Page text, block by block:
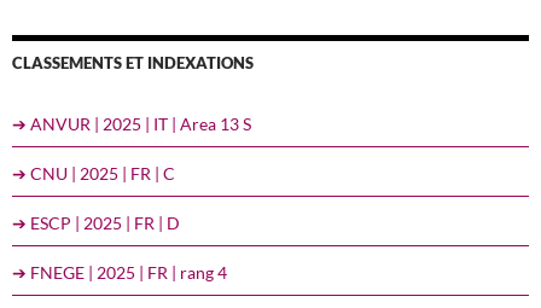
CLASSEMENTS ET INDEXATIONS
➔ ANVUR | 2025 | IT | Area 13 S
➔ CNU | 2025 | FR | C
➔ ESCP | 2025 | FR | D
➔ FNEGE | 2025 | FR | rang 4